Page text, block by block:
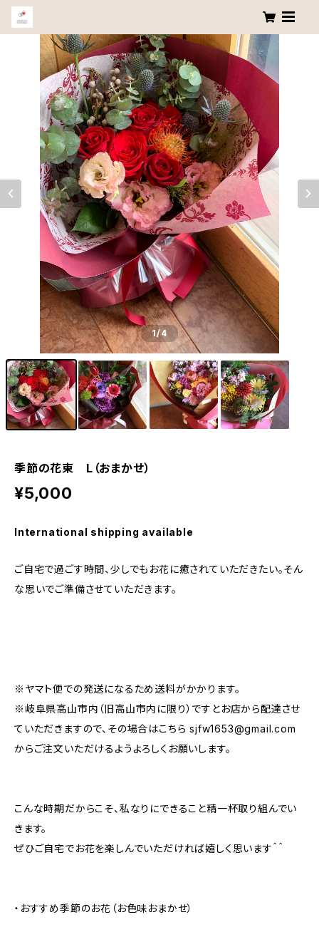
1/4
季節の花束 L（おまかせ）
¥5,000
International shipping available
ご自宅で過ごす時間、少しでもお花に癒されていただきたい。そん
な思いでご準備させていただきます。
※ヤマト便での発送になるため送料がかかります。
※岐阜県高山市内（旧高山市内に限り）ですとお店から配達させ
ていただきますので、その場合はこちらsjfw1653@gmail.com
からご注文いただけるようよろしくお願いします。
こんな時期だからこそ、私なりにできること精一杯取り組んでい
きます。
ぜひご自宅でお花を楽しんでいただければ嬉しく思います＾＾
・おすすめ季節のお花（お色味おまかせ）